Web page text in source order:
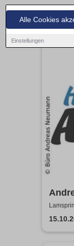
Alle Cookies
Einstellungen